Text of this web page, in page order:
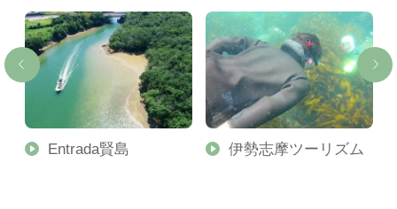
Entrada賢島 伊勢志摩ツーリズム